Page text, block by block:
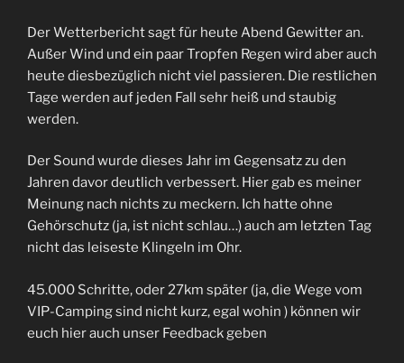
Der Wetterbericht sagt für heute Abend Gewitter an.
Außer Wind und ein paar Tropfen Regen wird aber auch
heute diesbezüglich nicht viel passieren. Die restlichen
Tage werden auf jeden Fall sehr heiß und staubig
werden.
Der Sound wurde dieses Jahr im Gegensatz zu den
Jahren davor deutlich verbessert. Hier gab es meiner
Meinung nach nichts zu meckern. Ich hatte ohne
Gehörschutz (ja, ist nicht schlau…) auch am letzten Tag
nicht das leiseste Klingeln im Ohr.
45.000 Schritte, oder 27km später (ja, die Wege vom
VIP-Camping sind nicht kurz, egal wohin ) können wir
euch hier auch unser Feedback geben